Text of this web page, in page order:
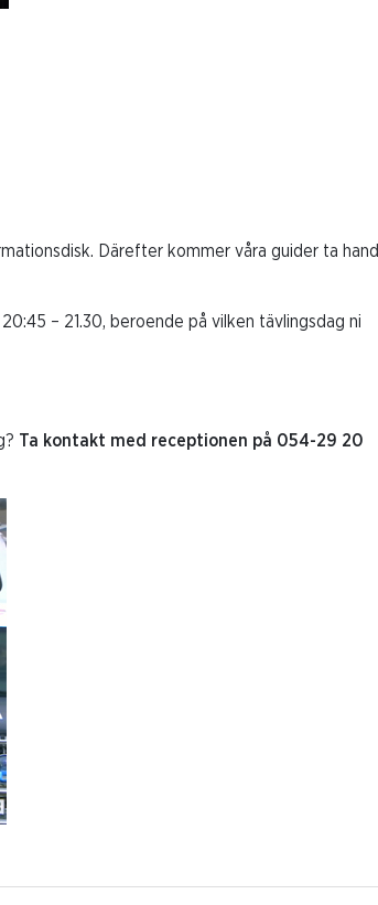
Därefter kommer våra guider ta hand
– 21.30, beroende på vilken tävlingsdag ni
Ta kontakt med receptionen på 054-29 20